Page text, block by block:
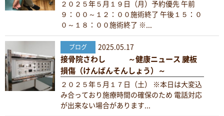
２０２５年５月１９日（月）予約優先 午前
９：００～１２：００施術終了 午後１５：０
０～１８：００施術終了 ※...
ブログ 2025.05.17
接骨院さわし ～健康ニュース 腱板
損傷（けんばんそんしょう）～
２０２５年５月１７日（土） ※本日は大変込
み合っており施療時間の確保のため 電話対応
が出来ない場合があります...